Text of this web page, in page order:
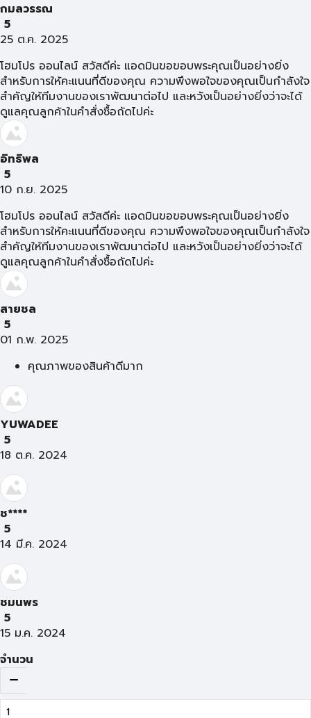
กมลวรรณ
5
25 ต.ค. 2025
โฮมโปร ออนไลน์ สวัสดีค่ะ แอดมินขอขอบพระคุณเป็นอย่างยิ่ง
สำหรับการให้คะแนนที่ดีของคุณ ความพึงพอใจของคุณเป็นกำลังใจ
สำคัญให้ทีมงานของเราพัฒนาต่อไป และหวังเป็นอย่างยิ่งว่าจะได้
ดูแลคุณลูกค้าในคำสั่งซื้อถัดไปค่ะ
อิทธิพล
5
10 ก.ย. 2025
โฮมโปร ออนไลน์ สวัสดีค่ะ แอดมินขอขอบพระคุณเป็นอย่างยิ่ง
สำหรับการให้คะแนนที่ดีของคุณ ความพึงพอใจของคุณเป็นกำลังใจ
สำคัญให้ทีมงานของเราพัฒนาต่อไป และหวังเป็นอย่างยิ่งว่าจะได้
ดูแลคุณลูกค้าในคำสั่งซื้อถัดไปค่ะ
สายชล
5
01 ก.พ. 2025
คุณภาพของสินค้าดีมาก
YUWADEE
5
18 ต.ค. 2024
ช****
5
14 มี.ค. 2024
ชมนพร
5
15 ม.ค. 2024
จำนวน